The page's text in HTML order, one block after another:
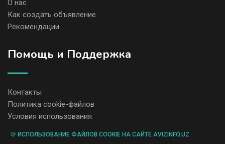
О нас
Как создать объявление
Рекомендации
Помощь и Поддержка
Контакты
Политика cookie-файлов
Условия использования
🍪 ИСПОЛЬЗОВАНИЕ ФАЙЛОВ COOKIE НА САЙТЕ AVIZINFO.UZ